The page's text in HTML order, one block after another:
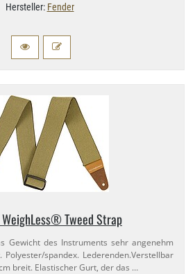
Hersteller: Fender
Tweed Strap
Gewicht des Instruments sehr angenehm
​spandex. Lederenden.​Verstellbar
breit. Elastischer Gurt, der das …